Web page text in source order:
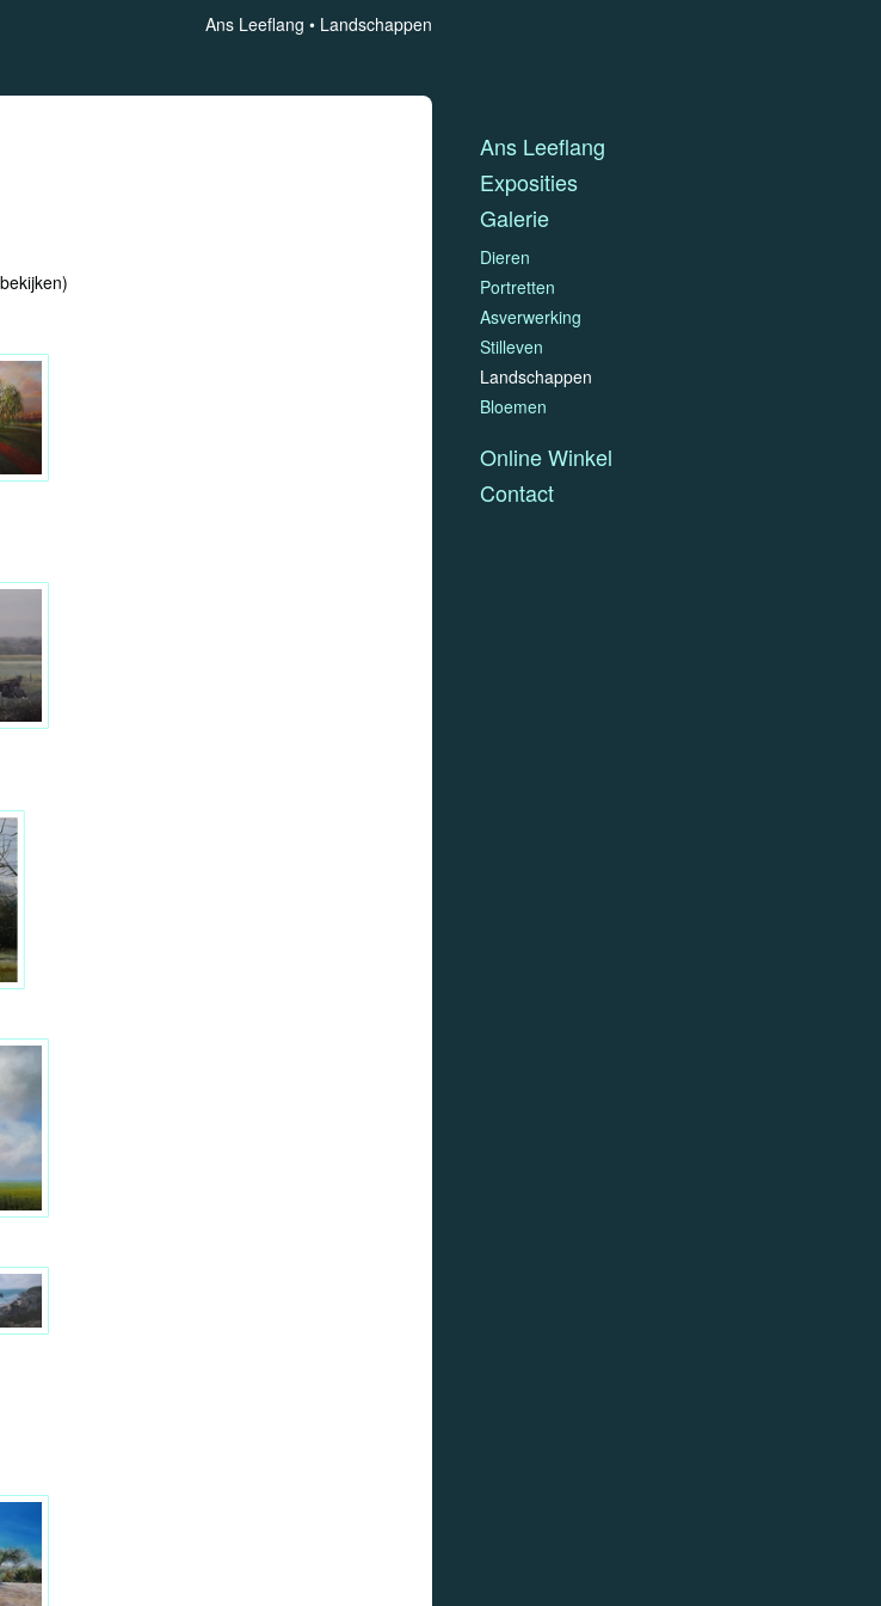
Ans Leeflang
Landschappen
Ans Leeflang
Exposities
Galerie
Dieren
Portretten
Asverwerking
Stilleven
Landschappen
Bloemen
Online Winkel
Contact